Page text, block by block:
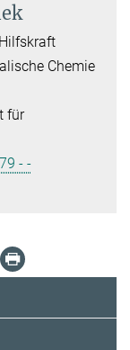
Chemie
für
- -